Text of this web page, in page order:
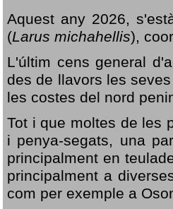
Aquest any 2026,
(Larus michahellis),
L'últim cens general
des de llavors les
les costes del nord
Tot i que moltes de les
i penya-segats, una
principalment en
principalment a
com per exemple a